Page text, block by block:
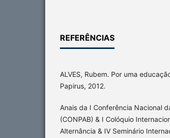
REFERÊNCIAS
ALVES, Rubem. Por uma
Papirus, 2012.
Anais da I Conferência Nacional
(CONPAB) & I Colóquio
Alternância & IV Seminário